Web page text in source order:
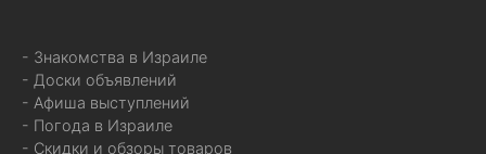
- Знакомства в Израиле
- Доски объявлений
- Афиша выступлений
- Погода в Израиле
- Скидки и обзоры товаров